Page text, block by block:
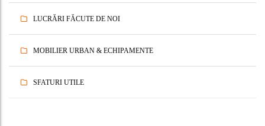
LUCRĂRI FĂCUTE DE NOI
MOBILIER URBAN & ECHIPAMENTE
SFATURI UTILE